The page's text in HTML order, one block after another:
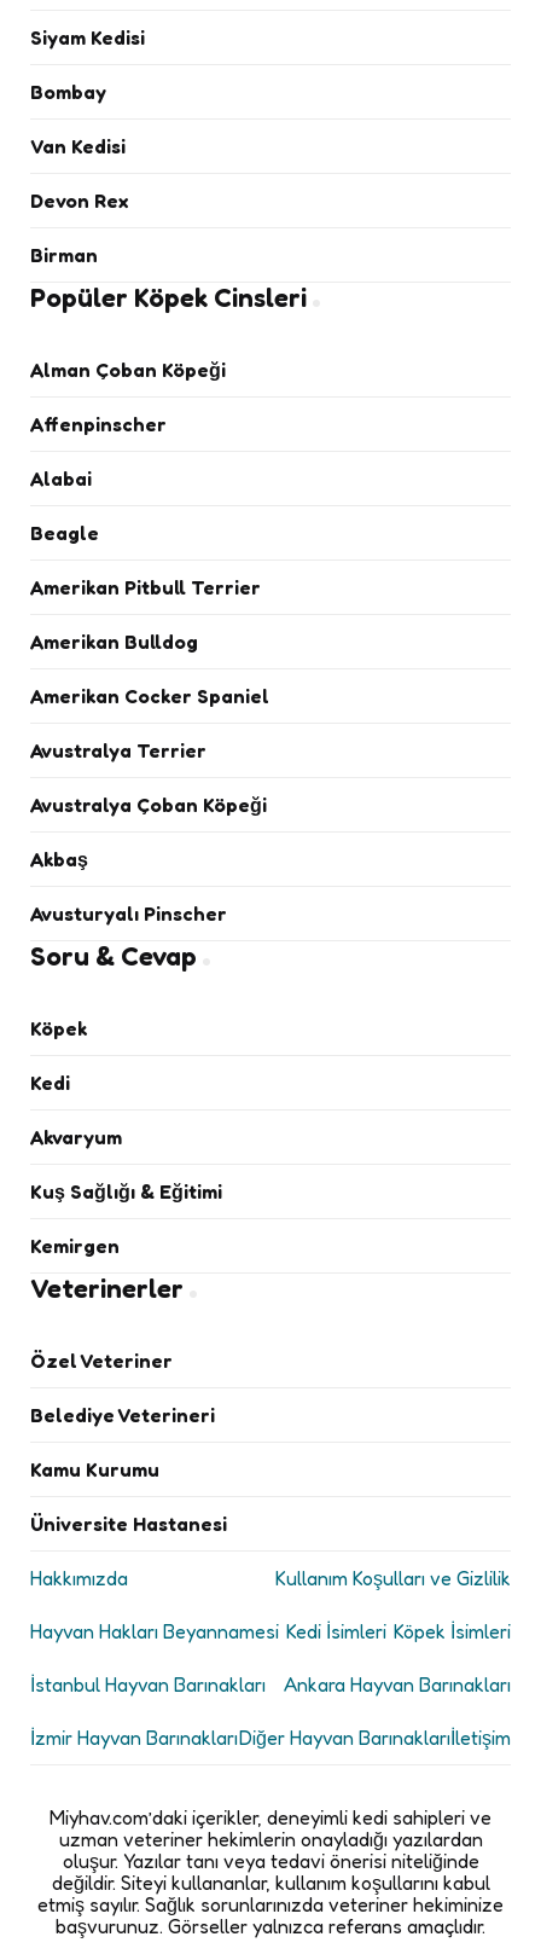
Siyam Kedisi
Bombay
Van Kedisi
Devon Rex
Birman
Popüler Köpek Cinsleri
Alman Çoban Köpeği
Affenpinscher
Alabai
Beagle
Amerikan Pitbull Terrier
Amerikan Bulldog
Amerikan Cocker Spaniel
Avustralya Terrier
Avustralya Çoban Köpeği
Akbaş
Avusturyalı Pinscher
Soru & Cevap
Köpek
Kedi
Akvaryum
Kuş Sağlığı & Eğitimi
Kemirgen
Veterinerler
Özel Veteriner
Belediye Veterineri
Kamu Kurumu
Üniversite Hastanesi
Hakkımızda Kullanım Koşulları ve Gizlilik
Hayvan Hakları Beyannamesi Kedi İsimleri Köpek İsimleri
İstanbul Hayvan Barınakları Ankara Hayvan Barınakları
İzmir Hayvan BarınaklarıDiğer Hayvan Barınaklarıİletişim
Miyhav.com’daki içerikler, deneyimli kedi sahipleri ve
uzman veteriner hekimlerin onayladığı yazılardan
oluşur. Yazılar tanı veya tedavi önerisi niteliğinde
değildir. Siteyi kullananlar, kullanım koşullarını kabul
etmiş sayılır. Sağlık sorunlarınızda veteriner hekiminize
başvurunuz. Görseller yalnızca referans amaçlıdır.